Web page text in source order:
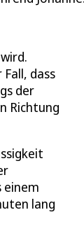
dass
der
Richtung
einem
lang